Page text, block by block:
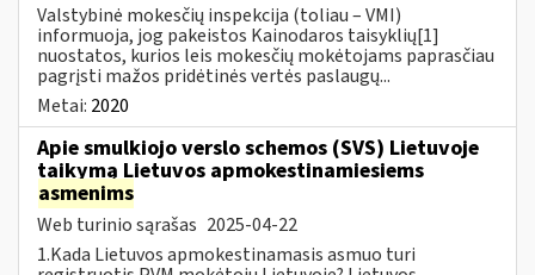
Valstybinė mokesčių inspekcija (toliau – VMI)
informuoja, jog pakeistos Kainodaros taisyklių[1]
nuostatos, kurios leis mokesčių mokėtojams paprasčiau
pagrįsti mažos pridėtinės vertės paslaugų...
Metai: 2020
Apie smulkiojo verslo schemos (SVS) Lietuvoje
taikymą Lietuvos apmokestinamiesiems
asmenims
Web turinio sąrašas 2025-04-22
1.Kada Lietuvos apmokestinamasis asmuo turi